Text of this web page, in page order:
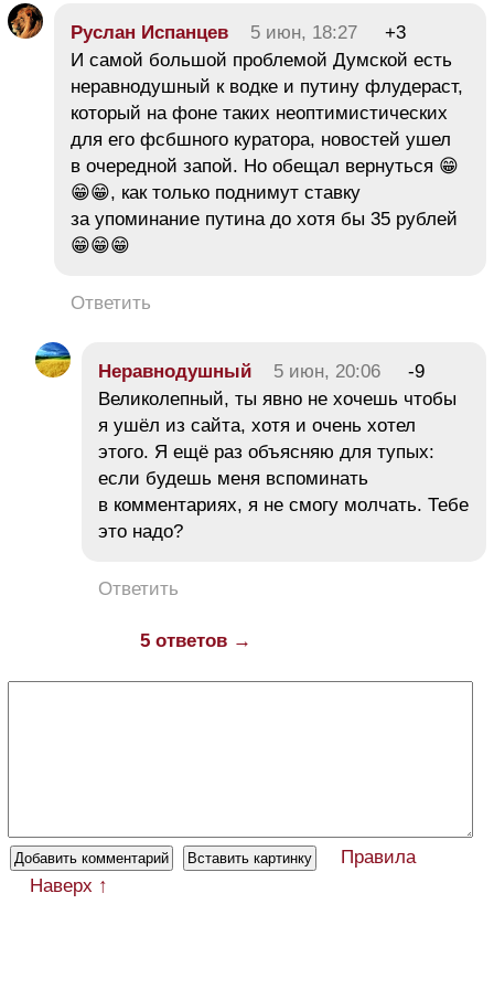
Руслан Испанцев 5 июн, 18:27
+3
И самой большой проблемой Думской есть
неравнодушный к водке и путину флудераст,
который на фоне таких неоптимистических
для его фсбшного куратора, новостей ушел
в очередной запой. Но обещал вернуться 😁
😁😁, как только поднимут ставку
за упоминание путина до хотя бы 35 рублей
😁😁😁
Ответить
Неравнодушный 5 июн, 20:06
-9
Великолепный, ты явно не хочешь чтобы
я ушёл из сайта, хотя и очень хотел
этого. Я ещё раз объясняю для тупых:
если будешь меня вспоминать
в комментариях, я не смогу молчать. Тебе
это надо?
Ответить
5 ответов →
Правила
Наверх ↑